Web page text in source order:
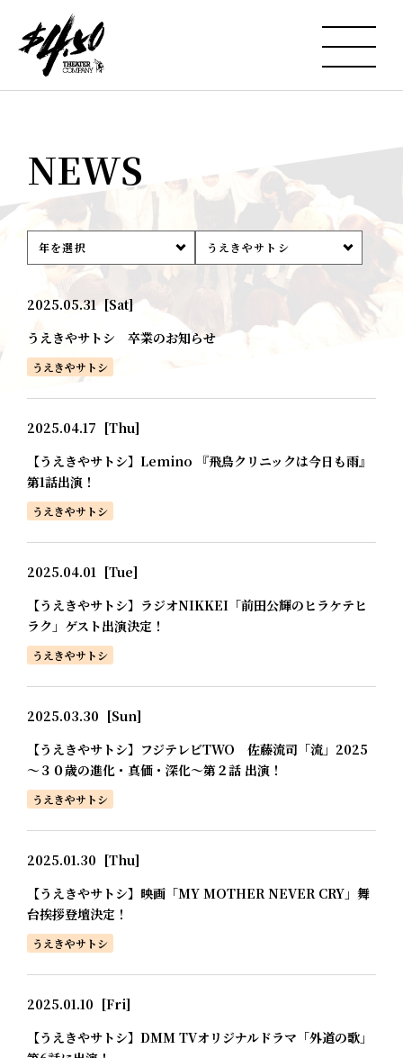
NEWS
年を選択 うえきやサトシ
2025.05.31 [Sat]
うえきやサトシ 卒業のお知らせ
うえきやサトシ
2025.04.17 [Thu]
【うえきやサトシ】Lemino 『飛鳥クリニックは今日も雨』
第1話出演！
うえきやサトシ
2025.04.01 [Tue]
【うえきやサトシ】ラジオNIKKEI「前田公輝のヒラケテヒ
ラク」ゲスト出演決定！
うえきやサトシ
2025.03.30 [Sun]
【うえきやサトシ】フジテレビTWO 佐藤流司「流」2025
～３０歳の進化・真価・深化～第２話 出演！
うえきやサトシ
2025.01.30 [Thu]
【うえきやサトシ】映画「MY MOTHER NEVER CRY」舞
台挨拶登壇決定！
うえきやサトシ
2025.01.10 [Fri]
【うえきやサトシ】DMM TVオリジナルドラマ「外道の歌」